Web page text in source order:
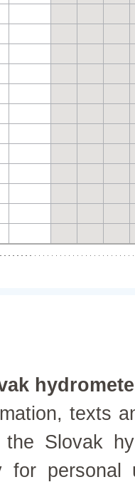
texts
Slovak
for personal